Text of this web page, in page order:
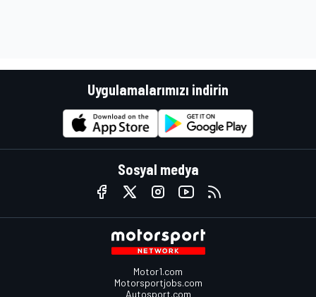
Uygulamalarımızı indirin
Sosyal medya
Motor1.com
Motorsportjobs.com
Autosport.com